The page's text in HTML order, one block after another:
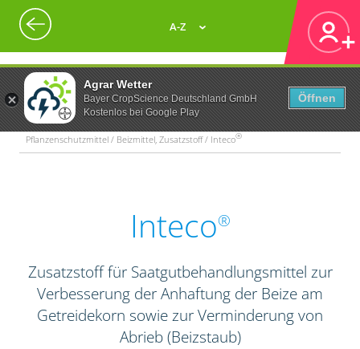
Agrar Wetter
Bayer CropScience Deutschland GmbH
Kostenlos bei Google Play
Öffnen
A-Z
Pflanzenschutzmittel / Beizmittel, Zusatzstoff / Inteco®
Inteco®
Zusatzstoff für Saatgutbehandlungsmittel zur
Verbesserung der Anhaftung der Beize am
Getreidekorn sowie zur Verminderung von
Abrieb (Beizstaub)